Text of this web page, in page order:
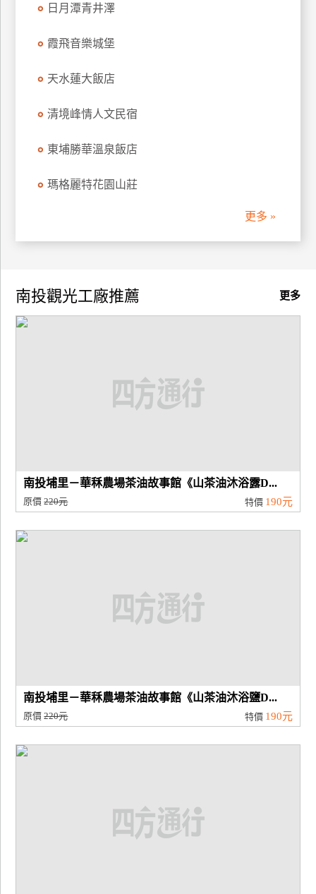
飯
作
計
商
日月潭青井澤
霞飛音樂城堡
天水蓮大飯店
清境峰情人文民宿
東埔勝華溫泉飯店
瑪格麗特花園山莊
更多 »
更多
南投觀光工廠推薦
南投埔里－華秝農場茶油故事館《山茶油沐浴露D...
原價220元 特價 190元
南投埔里－華秝農場茶油故事館《山茶油沐浴鹽D...
原價220元 特價 190元